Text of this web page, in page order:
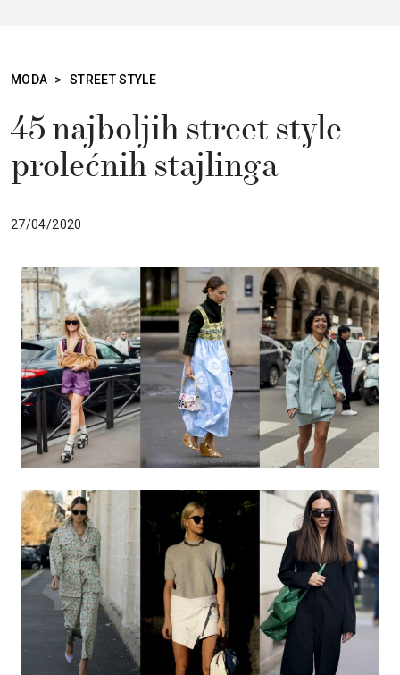
MODA > STREET STYLE
45 najboljih street style
prolećnih stajlinga
27/04/2020